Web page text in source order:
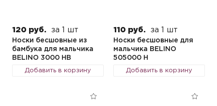
120 руб. за 1 шт
Носки бесшовные из
бамбука для мальчика
BELINO 3000 HB
Добавить в корзину
110 руб. за 1 шт
Носки бесшовные для
мальчика BELINO
505000 H
Добавить в корзину